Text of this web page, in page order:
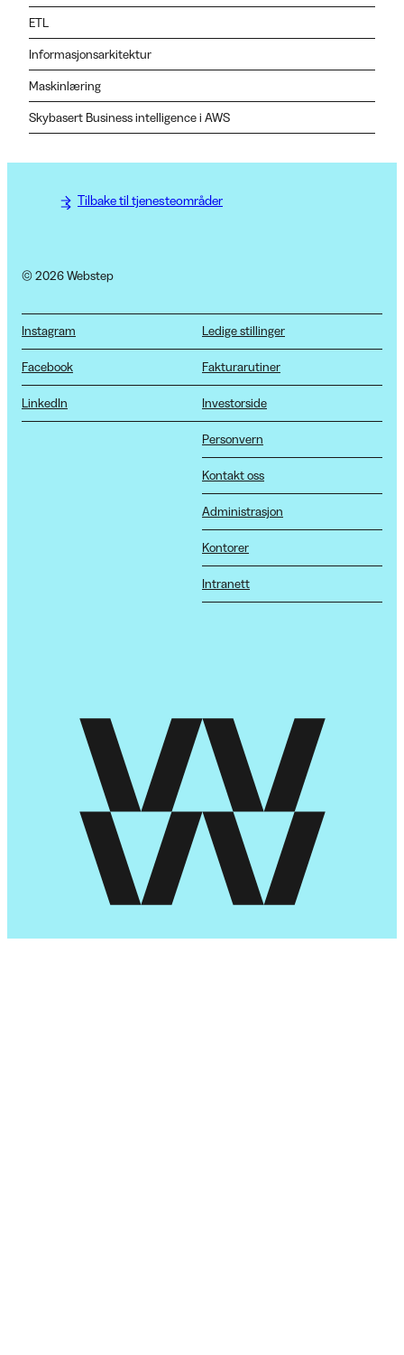
ETL
Informasjonsarkitektur
Maskinlæring
Skybasert Business intelligence i AWS
Tilbake til tjenesteområder
© 2026 Webstep
Instagram
Facebook
LinkedIn
Ledige stillinger
Fakturarutiner
Investorside
Personvern
Kontakt oss
Administrasjon
Kontorer
Intranett